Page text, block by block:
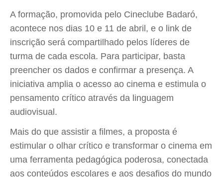
A formação, promovida pelo Cineclube Badaró,
acontece nos dias 10 e 11 de abril, e o link de
inscrição será compartilhado pelos líderes de
turma de cada escola. Para participar, basta
preencher os dados e confirmar a presença. A
iniciativa amplia o acesso ao cinema e estimula o
pensamento crítico através da linguagem
audiovisual.
Mais do que assistir a filmes, a proposta é
estimular o olhar crítico e transformar o cinema em
uma ferramenta pedagógica poderosa, conectada
aos conteúdos escolares e aos desafios do mundo